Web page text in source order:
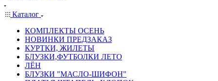
Каталог
КОМПЛЕКТЫ ОСЕНЬ
НОВИНКИ ПРЕДЗАКАЗ
КУРТКИ, ЖИЛЕТЫ
БЛУЗКИ,ФУТБОЛКИ ЛЕТО
ЛЁН
БЛУЗКИ "МАСЛО-ШИФОН"